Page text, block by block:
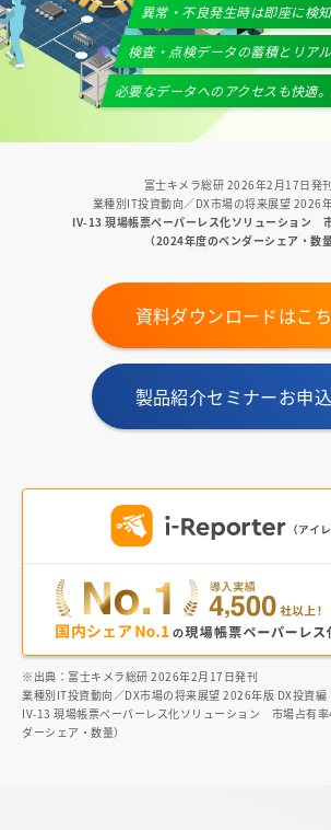
異常・不良発生時は即座に検
検査・点検データの蓄積とリア
必要なデータへのアクセスも快適
富士キメラ総研 2026年2月17日発
業種別IT投資動向／DX市場の将来展望 2026
IV-13 現場帳票ペーパーレス化ソリューション
（2024年度のベンダーシェア・数量
資料ダウンロードはこ
製品紹介セミナーお申
※出典：富士キメラ総研 2026年2月17日発刊
業種別IT投資動向／DX市場の将来展望 2026年版 DX投資編
IV-13 現場帳票ペーパーレス化ソリューション 市場占有
ダーシェア・数量）